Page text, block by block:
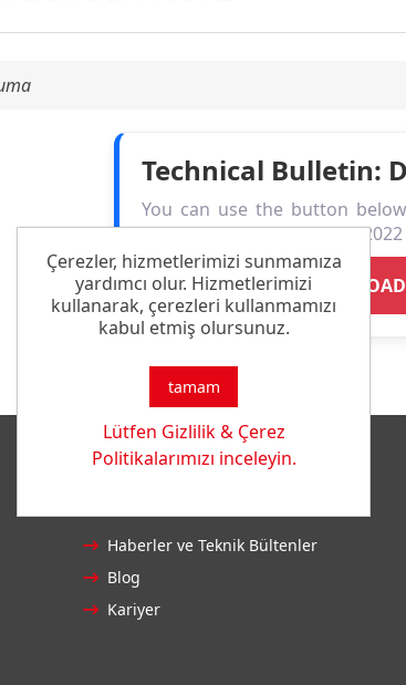
Technical Bulletin:
You can use the button
bulletin for the December
Haberler ve Teknik Bültenler
Blog
Kariyer
Çerezler, hizmetlerimizi sunmamıza
yardımcı olur. Hizmetlerimizi
kullanarak, çerezleri kullanmamızı
kabul etmiş olursunuz.
tamam
Lütfen Gizlilik & Çerez
Politikalarımızı inceleyin.